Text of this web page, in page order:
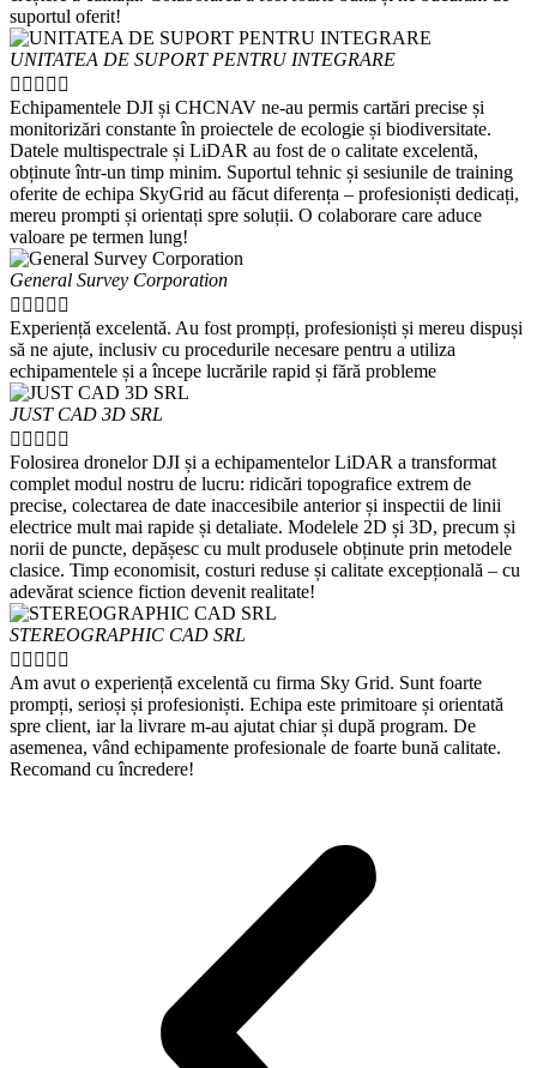
suportul oferit!
UNITATEA DE SUPORT PENTRU INTEGRARE
    
Echipamentele DJI și CHCNAV ne-au permis cartări precise și
monitorizări constante în proiectele de ecologie și biodiversitate.
Datele multispectrale și LiDAR au fost de o calitate excelentă,
obținute într-un timp minim. Suportul tehnic și sesiunile de training
oferite de echipa SkyGrid au făcut diferența – profesioniști dedicați,
mereu prompti și orientați spre soluții. O colaborare care aduce
valoare pe termen lung!
General Survey Corporation
    
Experiență excelentă. Au fost prompți, profesioniști și mereu dispuși
să ne ajute, inclusiv cu procedurile necesare pentru a utiliza
echipamentele și a începe lucrările rapid și fără probleme
JUST CAD 3D SRL
    
Folosirea dronelor DJI și a echipamentelor LiDAR a transformat
complet modul nostru de lucru: ridicări topografice extrem de
precise, colectarea de date inaccesibile anterior și inspectii de linii
electrice mult mai rapide și detaliate. Modelele 2D și 3D, precum și
norii de puncte, depășesc cu mult produsele obținute prin metodele
clasice. Timp economisit, costuri reduse și calitate excepțională – cu
adevărat science fiction devenit realitate!
STEREOGRAPHIC CAD SRL
    
Am avut o experiență excelentă cu firma Sky Grid. Sunt foarte
prompți, serioși și profesioniști. Echipa este primitoare și orientată
spre client, iar la livrare m-au ajutat chiar și după program. De
asemenea, vând echipamente profesionale de foarte bună calitate.
Recomand cu încredere!